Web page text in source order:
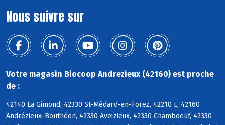
Nous suivre sur
Votre magasin Biocoop Andrezieux (42160) est proche
de :
42140 La Gimond, 42330 St-Médard-en-Forez, 42210 L, 42160
Andrézieux-Bouthéon, 42330 Aveizieux, 42330 Chamboeuf, 42330